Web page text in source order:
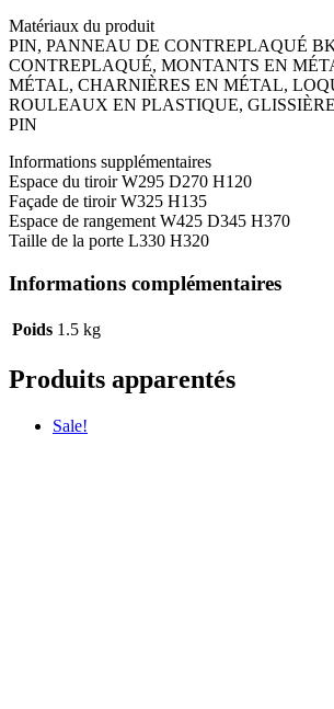
Matériaux du produit
PIN, PANNEAU DE CONTREPLAQUÉ
CONTREPLAQUÉ, MONTANTS EN
MÉTAL, CHARNIÈRES EN MÉTAL,
ROULEAUX EN PLASTIQUE,
PIN
Informations supplémentaires
Espace du tiroir W295 D270 H120
Façade de tiroir W325 H135
Espace de rangement W425 D345 H370
Taille de la porte L330 H320
Informations complémentaires
Poids 1.5 kg
Produits apparentés
Sale!